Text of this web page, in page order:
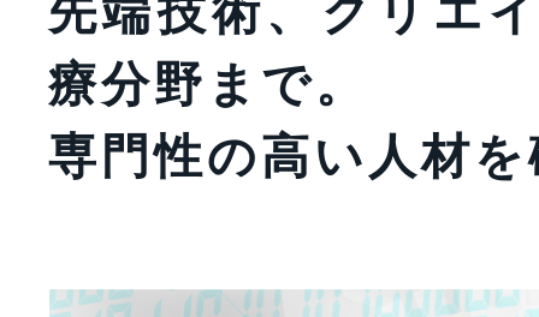
先端技術、クリエ
療分野まで。
専門性の高い人材